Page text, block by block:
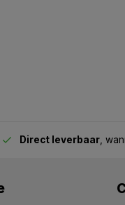
Direct leverbaar ,